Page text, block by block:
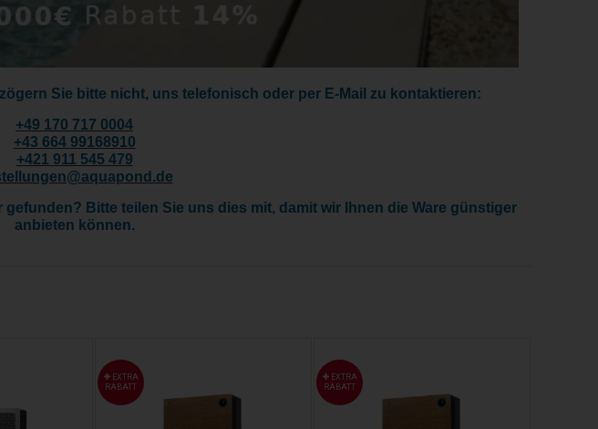
Sie bitte nicht, uns telefonisch oder per E-Mail zu kontaktieren:
+49 170 717 0004
+43 664 99168910
+421 911 545 479
Bitte teilen Sie uns dies mit, damit wir Ihnen die Ware günstiger
anbieten können.
EXTRA
RABATT
EXTRA
RABATT